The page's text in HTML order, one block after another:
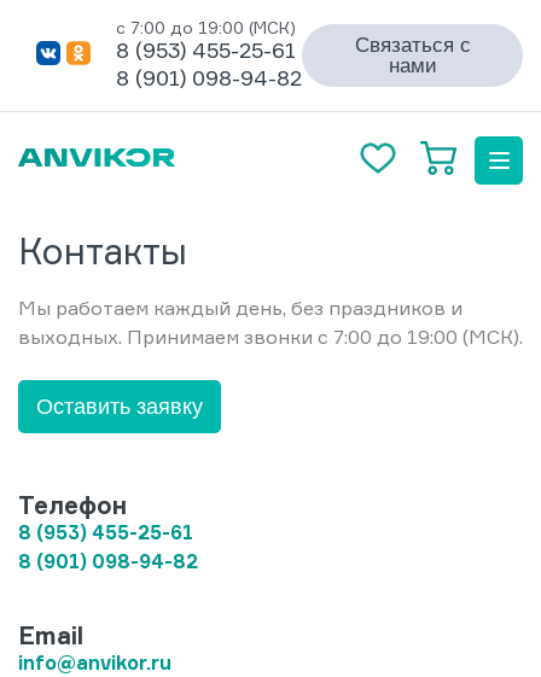
с 7:00 до 19:00 (МСК)
8 (953) 455-25-61
8 (901) 098-94-82
Связаться с
нами
Контакты
Мы работаем каждый день, без праздников и
выходных. Принимаем звонки с 7:00 до 19:00 (МСК).
Оставить заявку
Телефон
8 (953) 455-25-61
8 (901) 098-94-82
Email
info@anvikor.ru